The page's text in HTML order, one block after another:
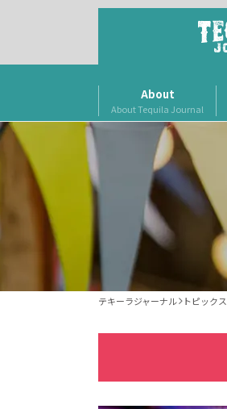
About
About Tequila Journal
テキーラジャーナル トピックス